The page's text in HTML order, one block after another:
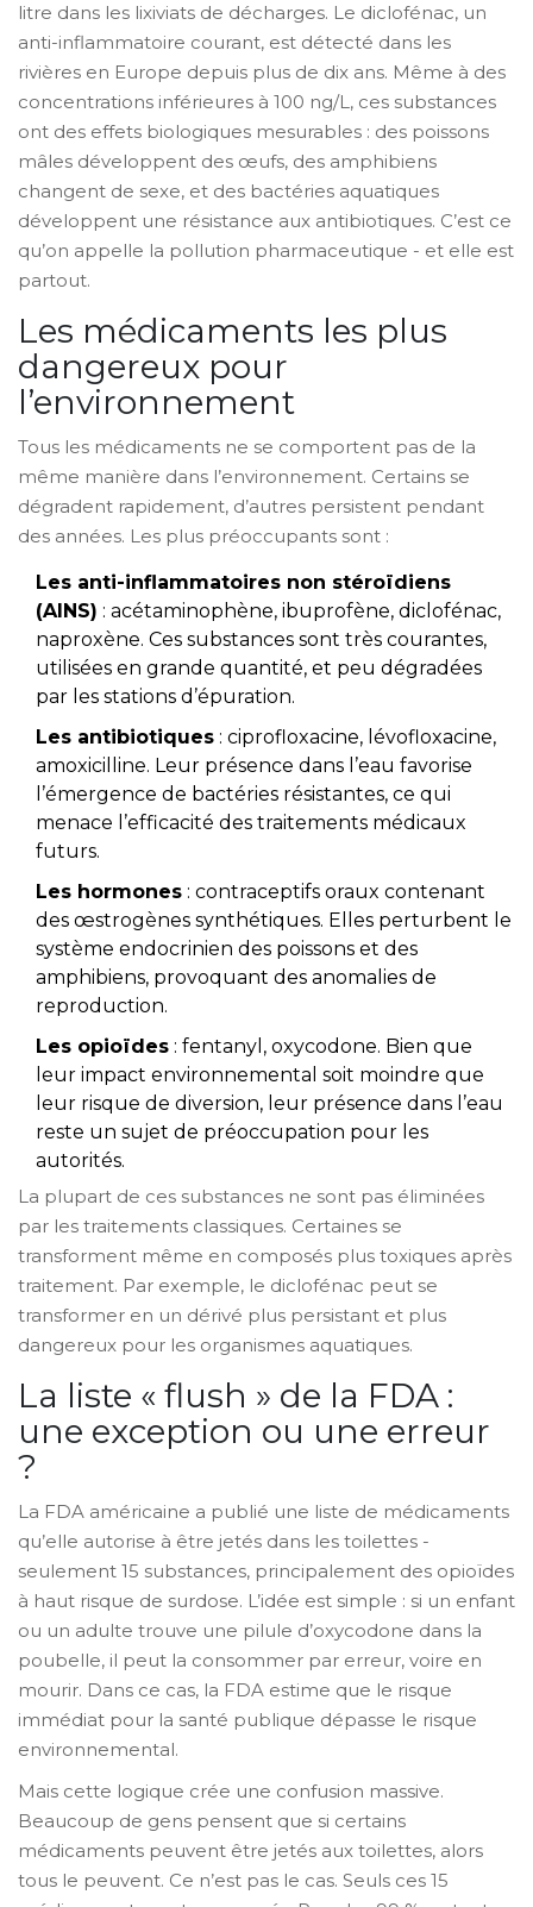
litre dans les lixiviats de décharges. Le diclofénac, un
anti-inflammatoire courant, est détecté dans les
rivières en Europe depuis plus de dix ans. Même à des
concentrations inférieures à 100 ng/L, ces substances
ont des effets biologiques mesurables : des poissons
mâles développent des œufs, des amphibiens
changent de sexe, et des bactéries aquatiques
développent une résistance aux antibiotiques. C’est ce
qu’on appelle la pollution pharmaceutique - et elle est
partout.
Les médicaments les plus
dangereux pour
l’environnement
Tous les médicaments ne se comportent pas de la
même manière dans l’environnement. Certains se
dégradent rapidement, d’autres persistent pendant
des années. Les plus préoccupants sont :
Les anti-inflammatoires non stéroïdiens
(AINS) : acétaminophène, ibuprofène, diclofénac,
naproxène. Ces substances sont très courantes,
utilisées en grande quantité, et peu dégradées
par les stations d’épuration.
Les antibiotiques : ciprofloxacine, lévofloxacine,
amoxicilline. Leur présence dans l’eau favorise
l’émergence de bactéries résistantes, ce qui
menace l’efficacité des traitements médicaux
futurs.
Les hormones : contraceptifs oraux contenant
des œstrogènes synthétiques. Elles perturbent le
système endocrinien des poissons et des
amphibiens, provoquant des anomalies de
reproduction.
Les opioïdes : fentanyl, oxycodone. Bien que
leur impact environnemental soit moindre que
leur risque de diversion, leur présence dans l’eau
reste un sujet de préoccupation pour les
autorités.
La plupart de ces substances ne sont pas éliminées
par les traitements classiques. Certaines se
transforment même en composés plus toxiques après
traitement. Par exemple, le diclofénac peut se
transformer en un dérivé plus persistant et plus
dangereux pour les organismes aquatiques.
La liste « flush » de la FDA :
une exception ou une erreur
?
La FDA américaine a publié une liste de médicaments
qu’elle autorise à être jetés dans les toilettes -
seulement 15 substances, principalement des opioïdes
à haut risque de surdose. L’idée est simple : si un enfant
ou un adulte trouve une pilule d’oxycodone dans la
poubelle, il peut la consommer par erreur, voire en
mourir. Dans ce cas, la FDA estime que le risque
immédiat pour la santé publique dépasse le risque
environnemental.
Mais cette logique crée une confusion massive.
Beaucoup de gens pensent que si certains
médicaments peuvent être jetés aux toilettes, alors
tous le peuvent. Ce n’est pas le cas. Seuls ces 15